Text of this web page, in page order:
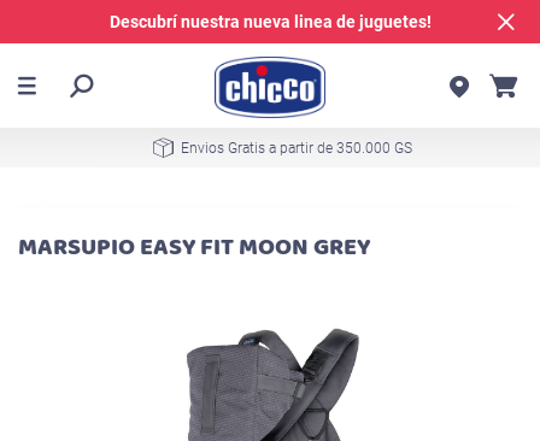
Descubrí nuestra nueva linea de juguetes!
Envios Gratis a partir de 350.000 GS
MARSUPIO EASY FIT MOON GREY